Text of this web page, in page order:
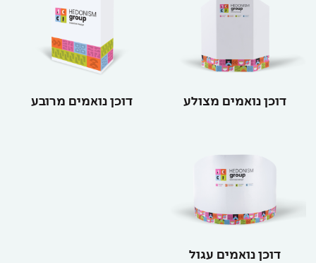
דוכן נואמים מצולע דוכן נואמים מרובע
דוכן נואמים עגול